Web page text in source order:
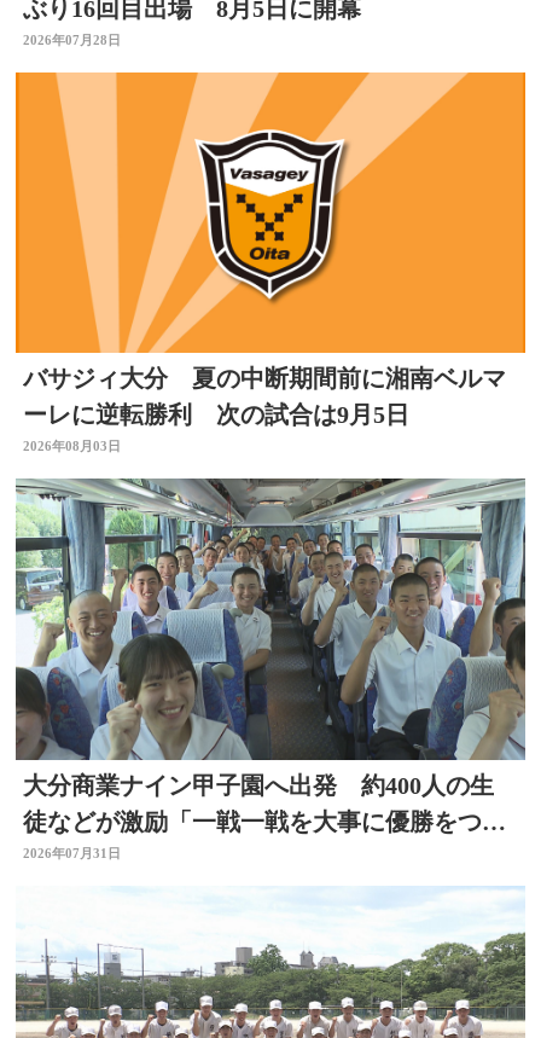
ぶり16回目出場 8月5日に開幕
2026年07月28日
バサジィ大分 夏の中断期間前に湘南ベルマ
ーレに逆転勝利 次の試合は9月5日
2026年08月03日
大分商業ナイン甲子園へ出発 約400人の生
徒などが激励「一戦一戦を大事に優勝をつか
み取って」
2026年07月31日